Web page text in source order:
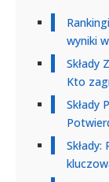
wyniki
Składy
Kto
Składy